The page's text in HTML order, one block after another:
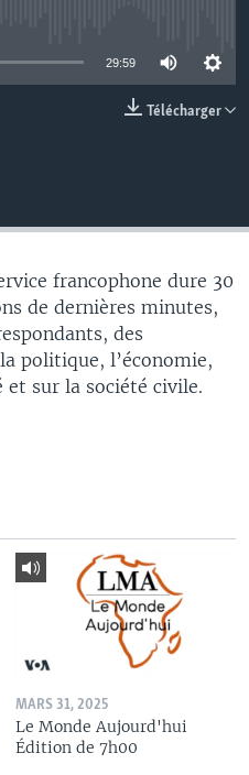
29:59
Télécharger
francophone dure 30
de dernières minutes,
des
politique, l’économie,
et sur la société civile.
MARS 31, 2025
Le Monde Aujourd'hui
Édition de 7h00